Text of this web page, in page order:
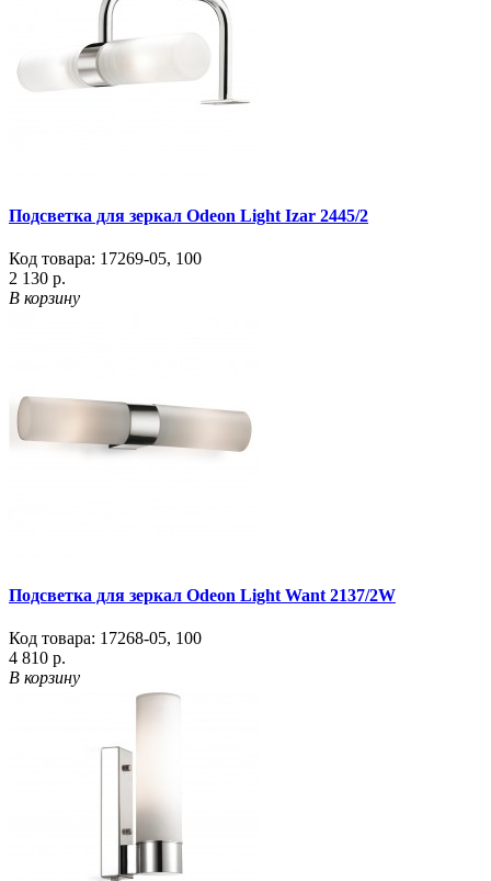
Подсветка для зеркал Odeon Light Izar 2445/2
Код товара: 17269-05, 100
2 130 р.
В корзину
Подсветка для зеркал Odeon Light Want 2137/2W
Код товара: 17268-05, 100
4 810 р.
В корзину